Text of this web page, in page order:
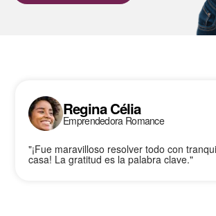
Regina Célia
Emprendedora Romance
"¡Fue maravilloso resolver todo con
casa! La gratitud es la palabra clave."